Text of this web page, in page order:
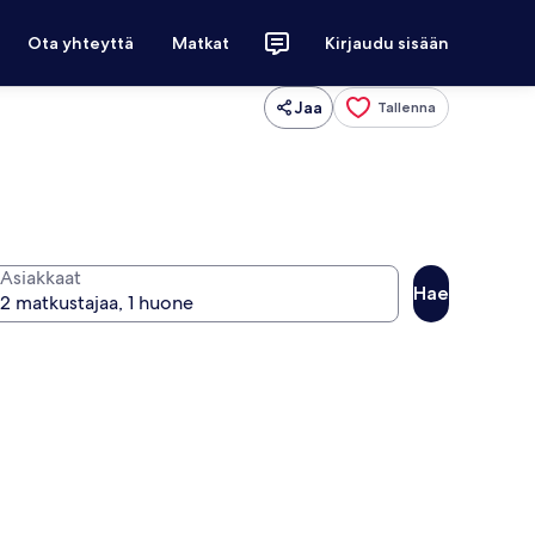
Ota yhteyttä Matkat Kirjaudu sisään
Jaa Tallenna
Asiakkaat
Hae